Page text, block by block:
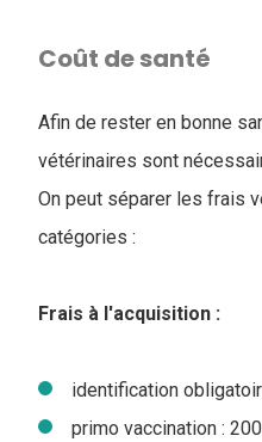
Coût de santé
Afin de rester en bonne
vétérinaires sont
On peut séparer les frais
catégories :
Frais à l'acquisition :
identification
primo vaccination :